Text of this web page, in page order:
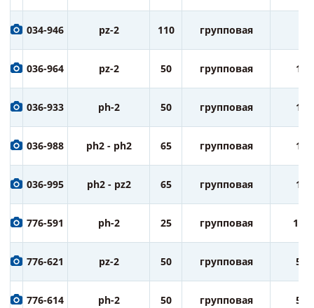
034-946 pz-2 110 групповая
036-964 pz-2 50 групповая 10
036-933 ph-2 50 групповая 10
036-988 ph2 - ph2 65 групповая 10
036-995 ph2 - pz2 65 групповая 10
776-591 ph-2 25 групповая 100
776-621 pz-2 50 групповая 50
776-614 ph-2 50 групповая 50